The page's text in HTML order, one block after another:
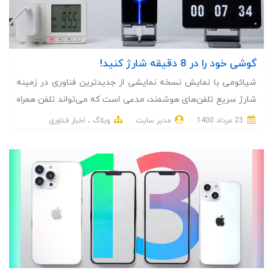
گوشی خود را در 8 دقیقه شارژ کنید!
شیائومی با نمایش نسخه نمایشی از جدیدترین فناوری در زمینه
شارژ سریع تلفن‌های هوشمند، مدعی است که می‌تواند تلفن همراه
شما را در 8 دقیقه، به طور کامل شارژ کند.
مدیر سایت وبلاگ اخبار فناوری